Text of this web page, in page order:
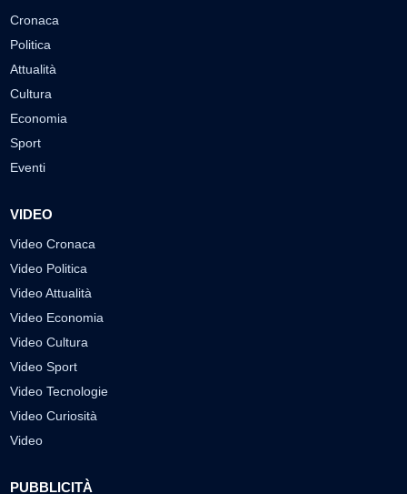
Cronaca
Politica
Attualità
Cultura
Economia
Sport
Eventi
VIDEO
Video Cronaca
Video Politica
Video Attualità
Video Economia
Video Cultura
Video Sport
Video Tecnologie
Video Curiosità
Video
PUBBLICITÀ